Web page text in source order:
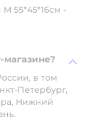
55*45*16см -
магазине?
в том
Петербург,
Нижний